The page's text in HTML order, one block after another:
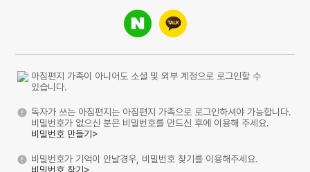
아침편지 가족이 아니어도 소셜 및 외부 계정으로 로그인할 수
있습니다.
독자가 쓰는 아침편지는 아침편지 가족으로 로그인하셔야 가능합니다.
비밀번호가 없으신 분은 비밀번호를 만드신 후에 이용해 주세요.
비밀번호 만들기>
비밀번호가 기억이 안날경우, 비밀번호 찾기를 이용해주세요.